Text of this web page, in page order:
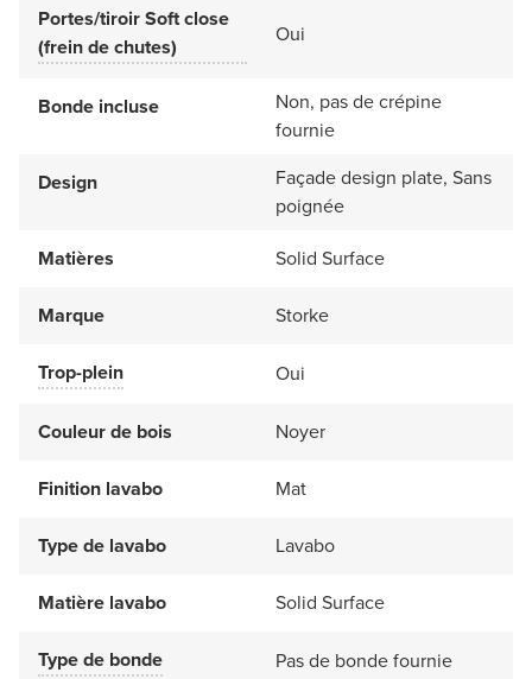
Portes/tiroir Soft close
(frein de chutes)
Oui
Bonde incluse
Non, pas de crépine
fournie
Design
Façade design plate, Sans
poignée
Matières
Solid Surface
Marque Storke
Trop-plein Oui
Couleur de bois Noyer
Finition lavabo Mat
Type de lavabo Lavabo
Matière lavabo Solid Surface
Type de bonde Pas de bonde fournie